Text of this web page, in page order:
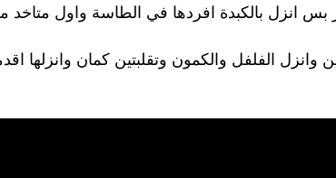
بس انزل بالكبدة افردها في الطاسة واول
وانزل الفلفل والكمون وتقلبتين كمان وانزلها